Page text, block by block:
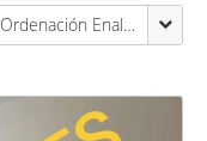
Ordenación Enalquiler